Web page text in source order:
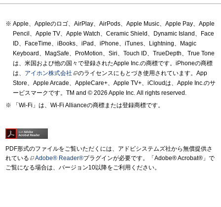
Apple、Appleのロゴ、AirPlay、AirPods、Apple Music、Apple Pay、Apple
Pencil、Apple TV、Apple Watch、Ceramic Shield、Dynamic Island、Face
ID、FaceTime、iBooks、iPad、iPhone、iTunes、Lightning、Magic
Keyboard、MagSafe、ProMotion、Siri、Touch ID、TrueDepth、True Tone
は、米国および他の国々で登録されたApple Inc.の商標です。iPhoneの商標
は、 アイホン株式会社
のライセンスにもとづき使用されています。App
Store、Apple Arcade、AppleCare+、Apple TV+、iCloudは、Apple Inc.のサ
ービスマークです。TM and © 2026 Apple Inc. All rights reserved.
「Wi-Fi」は、Wi-Fi Allianceの商標または登録商標です。
PDF形式のファイルをご覧いただくには、アドビシステムズ社から無償提供さ
れている
Adobe® Reader®プラグインが必要です。「Adobe® Acrobat®」で
ご覧になる場合は、バージョン10以降をご利用ください。